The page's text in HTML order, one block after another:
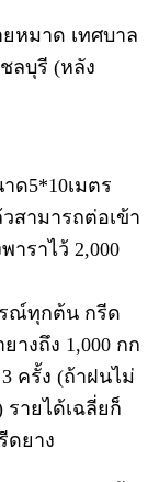
หมาด เทศบาล
ลบุรี (หลัง
ด5*10เมตร
สามารถต่อเข้า
ราไว้ 2,000
รณ์ทุกต้น กรีด
างถึง 1,000 กก
ครั้ง (ถ้าฝนไม่
รายได้เฉลี่ยก็
ดยาง